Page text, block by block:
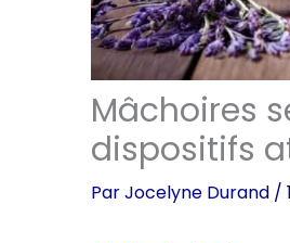
Mâchoires
dispositifs
ParJocelyne Durand /